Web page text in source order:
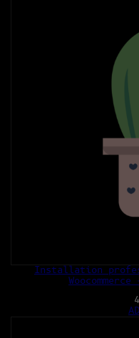
Installation